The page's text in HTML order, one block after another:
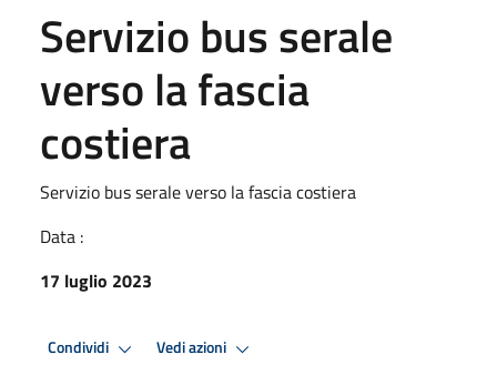
Servizio bus serale
verso la fascia
costiera
Servizio bus serale verso la fascia costiera
Data :
17 luglio 2023
Condividi Vedi azioni